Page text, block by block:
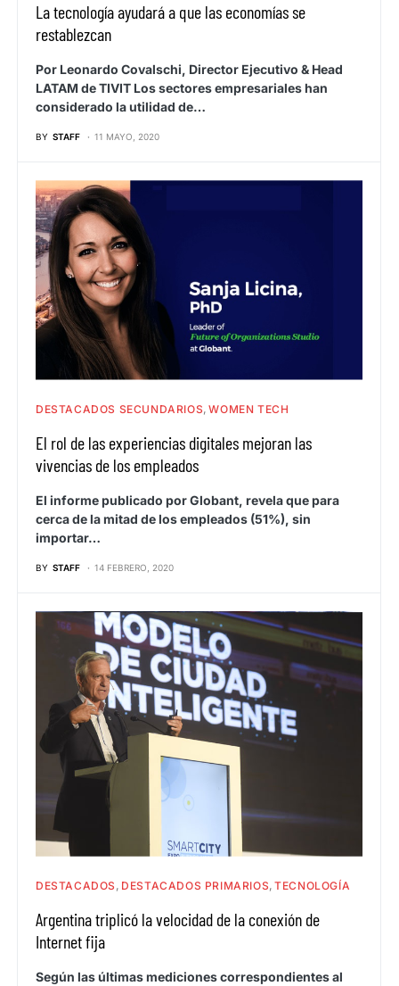
La tecnología ayudará a que las economías se
restablezcan
Por Leonardo Covalschi, Director Ejecutivo & Head
LATAM de TIVIT Los sectores empresariales han
considerado la utilidad de…
BY STAFF 11 MAYO, 2020
DESTACADOS SECUNDARIOS WOMEN TECH
El rol de las experiencias digitales mejoran las
vivencias de los empleados
El informe publicado por Globant, revela que para
cerca de la mitad de los empleados (51%), sin
importar…
BY STAFF 14 FEBRERO, 2020
DESTACADOS DESTACADOS PRIMARIOS TECNOLOGÍA
Argentina triplicó la velocidad de la conexión de
Internet fija
Según las últimas mediciones correspondientes al